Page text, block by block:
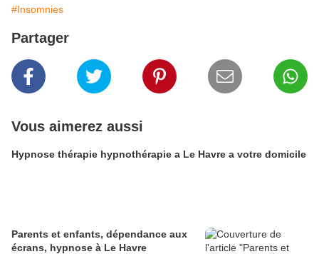
#Insomnies
Partager
Vous aimerez aussi
Hypnose thérapie hypnothérapie a Le Havre a votre domicile
Parents et enfants, dépendance aux
écrans, hypnose à Le Havre